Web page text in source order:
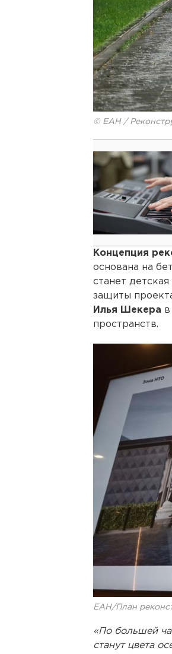
© ЕАН /
Концепция
основана на
станет
защиты
Илья Шекера
пространств.
ЕАН/План
«По большей
станут цвета